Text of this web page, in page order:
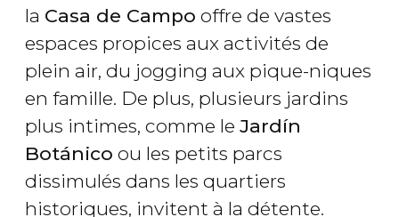
la Casa de Campo offre de vastes
espaces propices aux activités de
plein air, du jogging aux pique-niques
en famille. De plus, plusieurs jardins
plus intimes, comme le Jardín
Botánico ou les petits parcs
dissimulés dans les quartiers
historiques, invitent à la détente.